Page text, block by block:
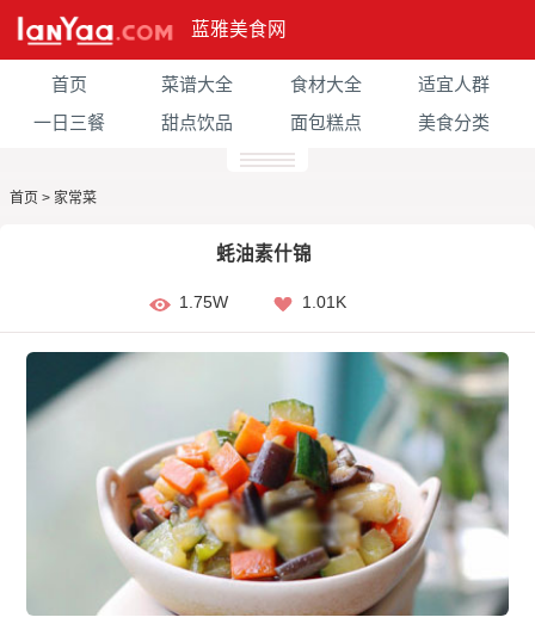
蓝雅美食网
首页 菜谱大全 食材大全
适宜人群
一日三餐
甜点饮品 面包糕点 美食分类
首页 > 家常菜
蚝油素什锦
1.75W 1.01K